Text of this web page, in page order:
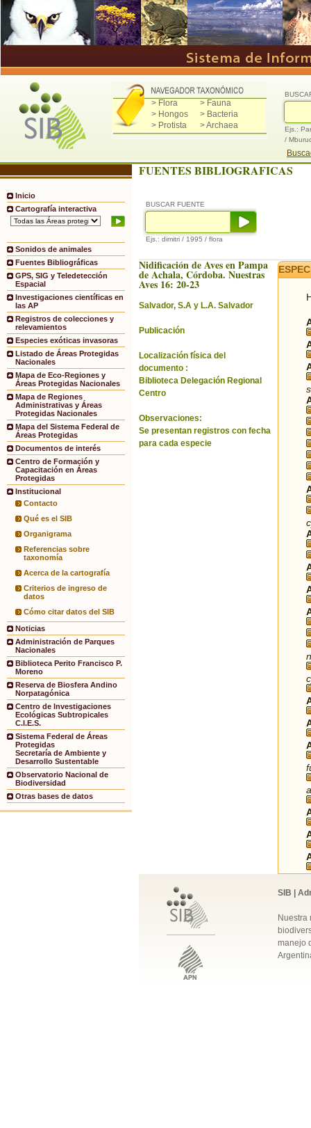
> Flora
> Fauna
> Hongos
> Bacteria
> Protista
> Archaea
Ejs.:
/
Inicio
Cartografía interactiva
Sonidos de animales
Fuentes Bibliográficas
GPS, SIG y Teledetección
Espacial
Investigaciones científicas en
las AP
Registros de colecciones y
relevamientos
Especies exóticas invasoras
Listado de Áreas Protegidas
Nacionales
Mapa de Eco-Regiones y
Áreas Protegidas Nacionales
Mapa de Regiones
Administrativas y Áreas
Protegidas Nacionales
Mapa del Sistema Federal de
Áreas Protegidas
Documentos de interés
Centro de Formación y
Capacitación en Áreas
Protegidas
Institucional
Contacto
Qué es el SIB
Organigrama
Referencias sobre
taxonomía
Acerca de la cartografía
Criterios de ingreso de
datos
Cómo citar datos del SIB
Noticias
Administración de Parques
Nacionales
Biblioteca Perito Francisco P.
Moreno
Reserva de Biosfera Andino
Norpatagónica
Centro de Investigaciones
Ecológicas Subtropicales
C.I.E.S.
Sistema Federal de Áreas
Protegidas
Secretaría de Ambiente y
Desarrollo Sustentable
Observatorio Nacional de
Biodiversidad
Otras bases de datos
FUENTES BIBLIOGRAFICAS
BUSCAR FUENTE
Ejs.: dimitri / 1995 / flora
Nidificación de Aves en Pampa
de Achala, Córdoba. Nuestras
Aves 16: 20-23
Salvador, S.A y L.A. Salvador
Publicación
Localización física del
documento :
Biblioteca Delegación Regional
Centro
Observaciones:
Se presentan registros con fecha
para cada especie
SIB |
Nuestra
manejo